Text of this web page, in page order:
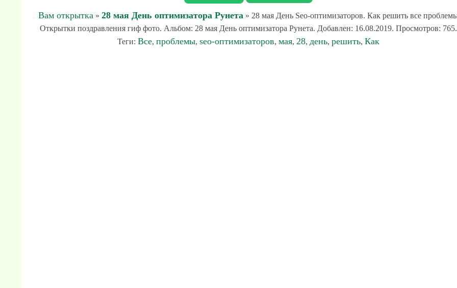
Вам открытка » 28 мая День оптимизатора Рунета » 28 мая День Seo-оптимизаторов. Как решить все
Открытки поздравления гиф фото. Альбом: 28 мая День оптимизатора Рунета. Добавлен: 16.08.2019. Просмотров: 765.
Теги: Все, проблемы, seo-оптимизаторов, мая, 28, день, решить, Как